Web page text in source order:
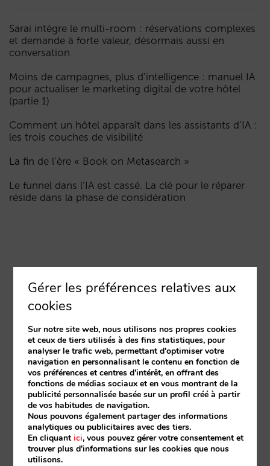
Sarai intègre le multi-room : réservations complexes
et demande à forte valeur, désormais aussi en
conversation
Moins de campagnes, plus d’intelligence : manuel IA
pour actualiser le marketing digital de votre hôtel
(partie 1)
Comment un hôtel apparaît dans les assistants d’IA :
les trois couches de visibilité
La fin de l’ère « Book on Metasearch »
Le funnel dans l’IA est cassé. La clé pour le réparer
réside dans la phase de considération
Gérer les préférences relatives aux
cookies
Sur notre site web, nous utilisons nos propres cookies
et ceux de tiers utilisés à des fins statistiques, pour
analyser le trafic web, permettant d'optimiser votre
navigation en personnalisant le contenu en fonction de
vos préférences et centres d'intérêt, en offrant des
fonctions de médias sociaux et en vous montrant de la
publicité personnalisée basée sur un profil créé à partir
de vos habitudes de navigation.
Nous pouvons également partager des informations
analytiques ou publicitaires avec des tiers.
En cliquantici, vous pouvez gérer votre consentement et
trouver plus d'informations sur les cookies que nous
utilisons.